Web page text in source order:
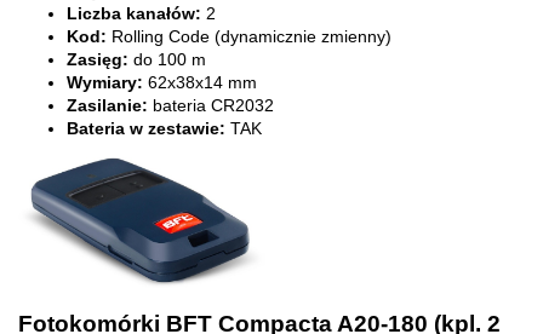
Liczba kanałów: 2
Kod: Rolling Code (dynamicznie zmienny)
Zasięg: do 100 m
Wymiary: 62x38x14 mm
Zasilanie: bateria CR2032
Bateria w zestawie: TAK
Fotokomórki BFT Compacta A20-180 (kpl. 2